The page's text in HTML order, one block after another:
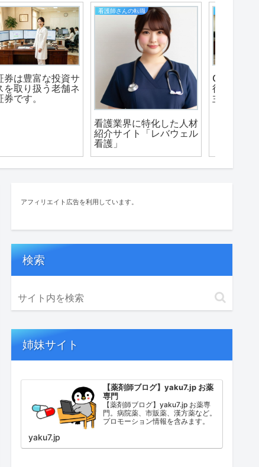
カジー)の家事代
タッフ募集！主婦/
の方、募集中。
シンプルなWordPress
テーマ「Cocoon」に魅
せられた「パンダ」
アフィリエイト広告を利用しています。
検索
姉妹サイト
【薬剤師ブログ】yaku7.jp お薬
専門
【薬剤師ブログ】yaku7.jp お薬専
門。病院薬、市販薬、漢方薬など。
プロモーション情報を含みます。
yaku7.jp